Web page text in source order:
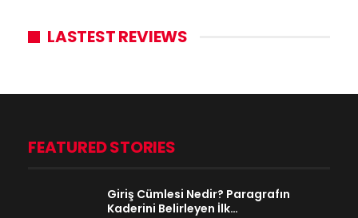
LASTEST REVIEWS
FEATURED STORIES
Giriş Cümlesi Nedir? Paragrafın
Kaderini Belirleyen İlk…